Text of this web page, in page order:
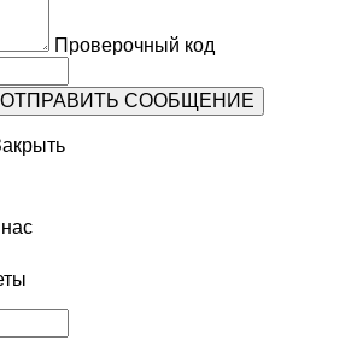
Проверочный код